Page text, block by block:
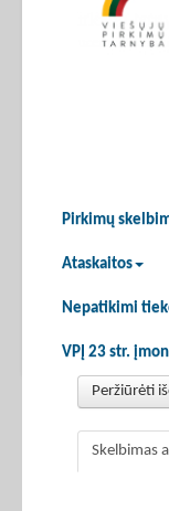
Pirkimų
Ataskaitos
Nepatikimi
VPĮ 23 str.
Peržiūrėti
Skelbimas